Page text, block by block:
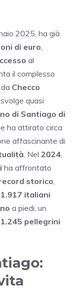
2025, ha già
di euro,
al
il complesso
Checco
quasi
di Santiago di
ha attirato circa
affascinante di
. Nel 2024,
ha affrontato
storico,
italiani
a piedi, un
1.245 pellegrini